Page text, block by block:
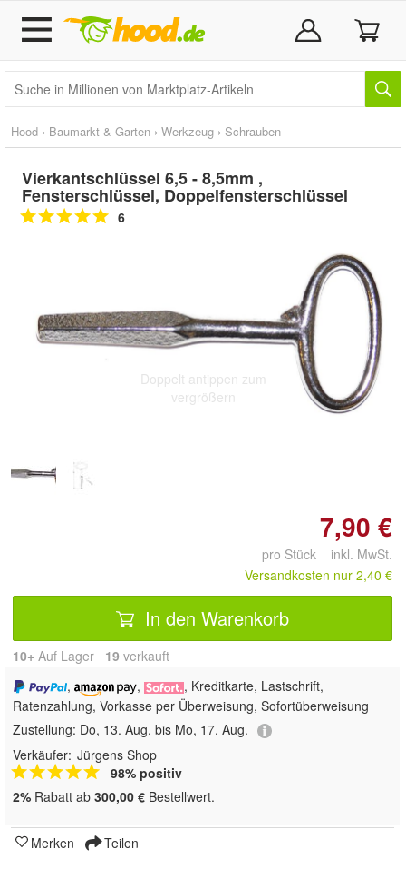
Hood › Baumarkt & Garten › Werkzeug › Schrauben
Vierkantschlüssel 6,5 - 8,5mm ,
Fensterschlüssel, Doppelfensterschlüssel
6
Doppelt antippen zum
vergrößern
7,90 €
pro Stück inkl. MwSt.
Versandkosten nur 2,40 €
In den Warenkorb
10+ Auf Lager 19 verkauft
,
,
, Kreditkarte, Lastschrift,
Ratenzahlung, Vorkasse per Überweisung, Sofortüberweisung
Zustellung: Do, 13. Aug. bis Mo, 17. Aug.
Verkäufer: Jürgens Shop
98% positiv
2% Rabatt ab 300,00 € Bestellwert.
Merken Teilen